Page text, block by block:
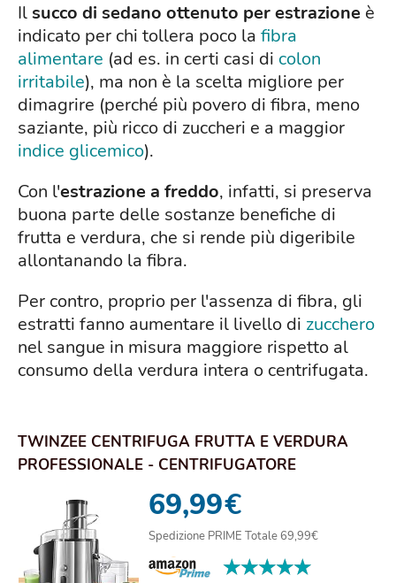
Ilsucco di sedano ottenuto per estrazione è
indicato per chi tollera poco la fibra
alimentare (ad es. in certi casi di colon
irritabile), ma non è la scelta migliore per
dimagrire (perché più povero di fibra, meno
saziante, più ricco di zuccheri e a maggior
indice glicemico).
Con l'estrazione a freddo, infatti, si preserva
buona parte delle sostanze benefiche di
frutta e verdura, che si rende più digeribile
allontanando la fibra.
Per contro, proprio per l'assenza di fibra, gli
estratti fanno aumentare il livello di zucchero
nel sangue in misura maggiore rispetto al
consumo della verdura intera o centrifugata.
TWINZEE CENTRIFUGA FRUTTA E VERDURA
PROFESSIONALE - CENTRIFUGATORE
69,99€
Spedizione PRIME Totale 69,99€
★★★★★
★★★★★